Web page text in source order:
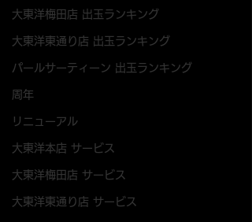
大東洋梅田店 出玉ランキング
大東洋東通り店 出玉ランキング
パールサーティーン 出玉ランキング
周年
リニューアル
大東洋本店 サービス
大東洋梅田店 サービス
大東洋東通り店 サービス